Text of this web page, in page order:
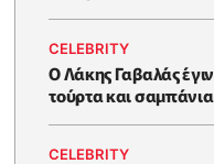
CELEBRITY
Ο Λάκης Γαβαλάς
τούρτα και σαμπάνια
CELEBRITY